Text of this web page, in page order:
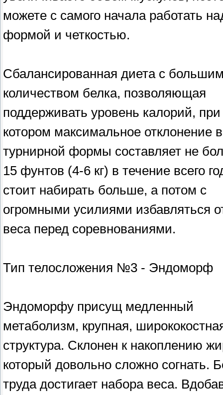
можете с самого начала работать
формой и четкостью.
Сбалансированная диета с
количеством белка, позволяющая
поддерживать уровень калорий, при
котором максимальное отклонение
турнирной формы составляет не
15 фунтов (4-6 кг) в течение всего
стоит набирать больше, а потом с
огромными усилиями избавляться
веса перед соревнованиями.
Тип телосложения №3 - Эндоморф
Эндоморфу присущ медленный
метаболизм, крупная,
структура. Склонен к накоплению
который довольно сложно согнать.
труда достигает набора веса.